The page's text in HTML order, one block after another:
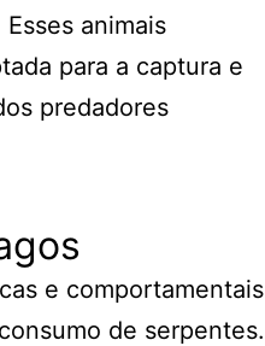
animais
para a captura e
predadores
e comportamentais
de serpentes.